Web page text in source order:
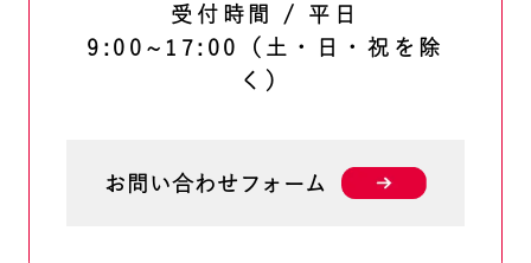
受付時間 / 平日
9:00~17:00（土・日・祝を除
く）
お問い合わせフォーム